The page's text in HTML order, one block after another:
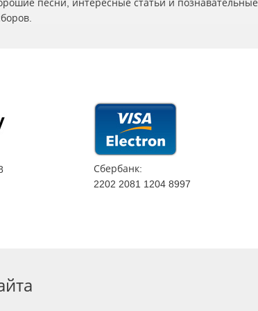
песни, интересные статьи и познавательные
Сбербанк:
2202 2081 1204 8997